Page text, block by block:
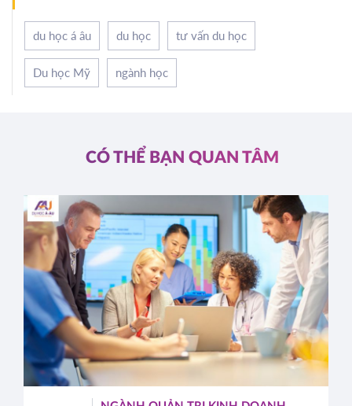
du học á âu du học tư vấn du học
Du học Mỹ ngành học
CÓ THỂ BẠN QUAN TÂM